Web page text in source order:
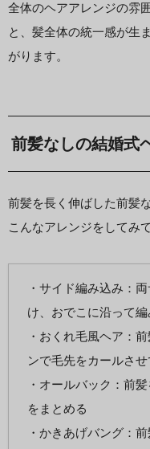
全体のヘアアレンジの雰
と、髪全体の統一感が生
がります。
前髪なしの結婚式
前髪を長く伸ばした前髪
こんなアレンジをしてみ
・サイド編み込み：
け、おでこに沿って編
・おくれ毛風ヘア：
ンで毛先をカールさ
・オールバック：前
をまとめる
・かきあげバング：